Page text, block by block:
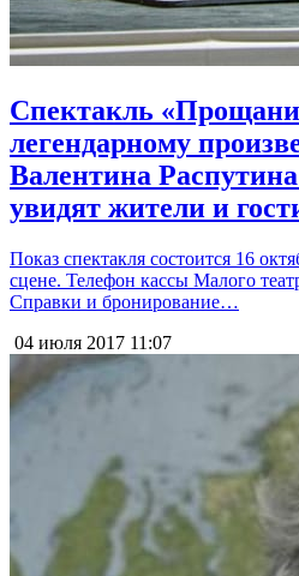
Спектакль
легендарному
Валентина
увидят жители и
Показ спектакля состоится 16
сцене. Телефон кассы Малого
Справки и бронирование…
04 июля 2017 11:07